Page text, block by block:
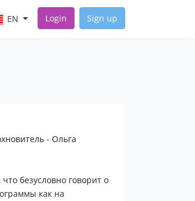
EN Login Sign up
- Ольга
безусловно говорит о
как на